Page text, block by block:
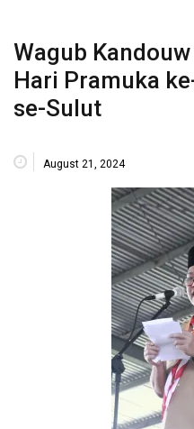
Wagub
Hari Pramuka
se-Sulut
August 21, 2024